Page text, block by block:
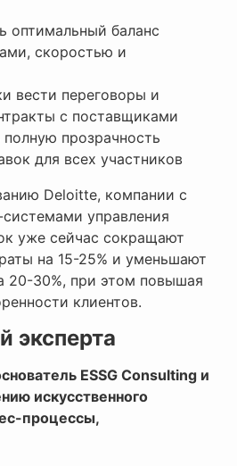
оптимальный баланс
скоростью и
вести переговоры и
с поставщиками
полную прозрачность
для всех участников
Deloitte, компании с
управления
уже сейчас сокращают
на 15-25% и уменьшают
20-30%, при этом повышая
клиентов.
эксперта
ESSG Consulting и
искусственного
процессы,